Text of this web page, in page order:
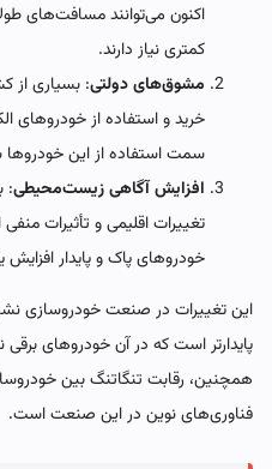
اکنون می‌توانند مسافت‌های
کمتری نیاز دارند.
مشوق‌های دولتی: بسیاری از
خرید و استفاده از خودروهای
سمت استفاده از این
افزایش آگاهی زیست‌محیطی:
تغییرات اقلیمی و تأثیرات
خودروهای پاک و پایدار
این تغییرات در صنعت خودروسازی
پایدارتر است که در آن خودروهای
همچنین، رقابت تنگاتنگ بین
فناوری‌های نوین در این صنعت است.